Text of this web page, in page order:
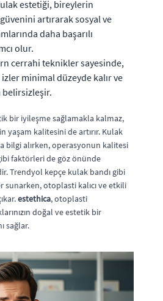
estetiği, bireylerin
artırarak sosyal ve
daha başarılı
olur.
cerrahi teknikler sayesinde,
minimal düzeyde kalır ve
belirsizleşir.
bir iyileşme sağlamakla kalmaz,
yaşam kalitesini de artırır. Kulak
bilgi alırken, operasyonun kalitesi
faktörleri de göz önünde
Trendyol kepçe kulak bandı gibi
sunarken, otoplasti kalıcı ve etkili
estethica, otoplasti
doğal ve estetik bir
sağlar.